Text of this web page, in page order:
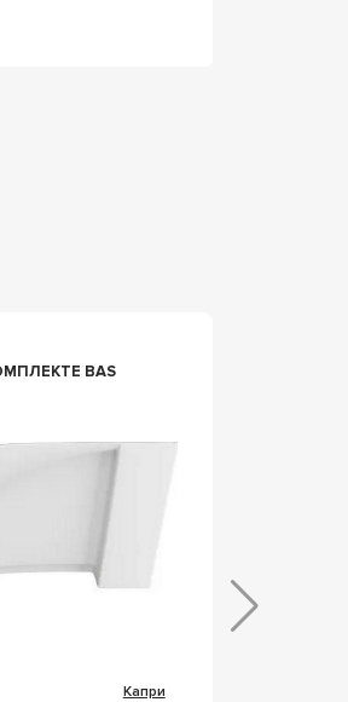
BAS
Капри